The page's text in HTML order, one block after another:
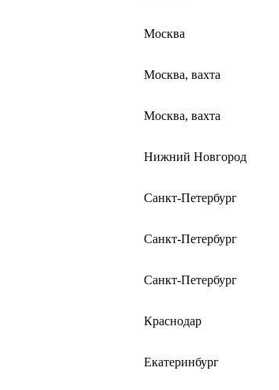
Москва
Москва, вахта
Москва, вахта
Нижний Новгород
Санкт-Петербург
Санкт-Петербург
Санкт-Петербург
Краснодар
Екатеринбург